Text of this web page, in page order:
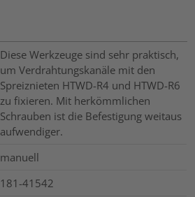
Diese Werkzeuge sind sehr praktisch,
um Verdrahtungskanäle mit den
Spreiznieten HTWD-R4 und HTWD-R6
zu fixieren. Mit herkömmlichen
Schrauben ist die Befestigung weitaus
aufwendiger.
manuell
181-41542